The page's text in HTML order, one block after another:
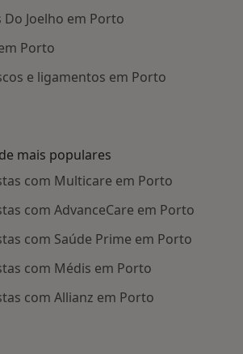
Joelho em Porto
Porto
e ligamentos em Porto
mais populares
com Multicare em Porto
com AdvanceCare em Porto
com Saúde Prime em Porto
com Médis em Porto
com Allianz em Porto